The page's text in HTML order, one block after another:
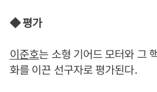
◆ 평가
이준호는 소형 기어드 모터와 그
화를 이끈 선구자로 평가된다.